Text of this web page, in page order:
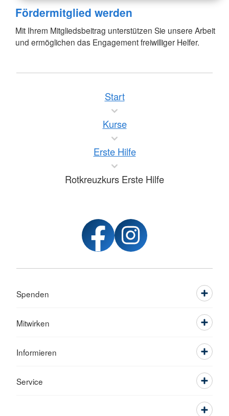
Fördermitglied werden
Mit Ihrem Mitgliedsbeitrag unterstützen Sie unsere Arbeit
und ermöglichen das Engagement freiwilliger Helfer.
Start
Kurse
Erste Hilfe
Rotkreuzkurs Erste Hilfe
Spenden
Mitwirken
Informieren
Service